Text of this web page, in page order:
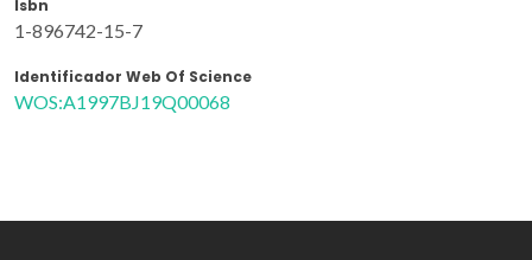
Isbn
1-896742-15-7
Identificador Web Of Science
WOS:A1997BJ19Q00068